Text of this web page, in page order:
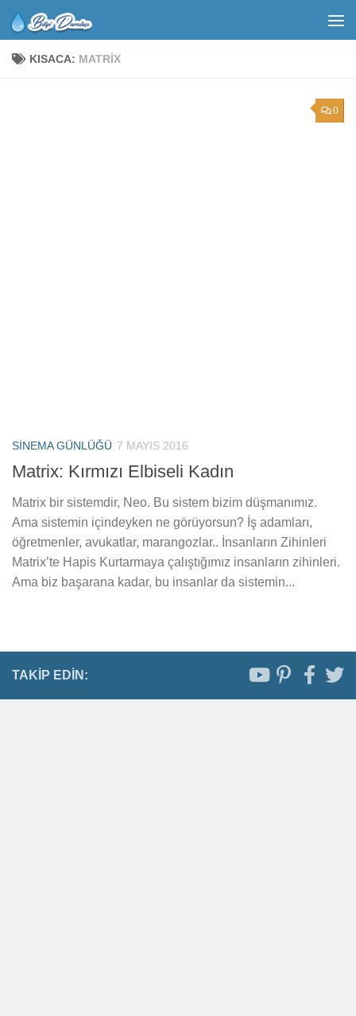
KISACA: MATRIX
0
SINEMA GÜNLÜĞÜ 7 MAYIS 2016
Matrix: Kırmızı Elbiseli Kadın
Matrix bir sistemdir, Neo. Bu sistem bizim düşmanımız.
Ama sistemin içindeyken ne görüyorsun? İş adamları,
öğretmenler, avukatlar, marangozlar.. İnsanların Zihinleri
Matrix’te Hapis Kurtarmaya çalıştığımız insanların zihinleri.
Ama biz başarana kadar, bu insanlar da sistemin...
TAKIP EDIN: